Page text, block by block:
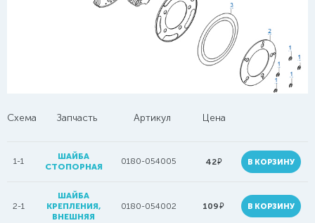
Схема Запчасть Артикул Цена
1-1
ШАЙБА
СТОПОРНАЯ
0180-054005 42руб. В КОРЗИНУ
2-1
ШАЙБА
КРЕПЛЕНИЯ,
ВНЕШНЯЯ
0180-054002 109руб. В КОРЗИНУ